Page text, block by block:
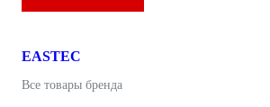
EASTEC
Все товары бренда